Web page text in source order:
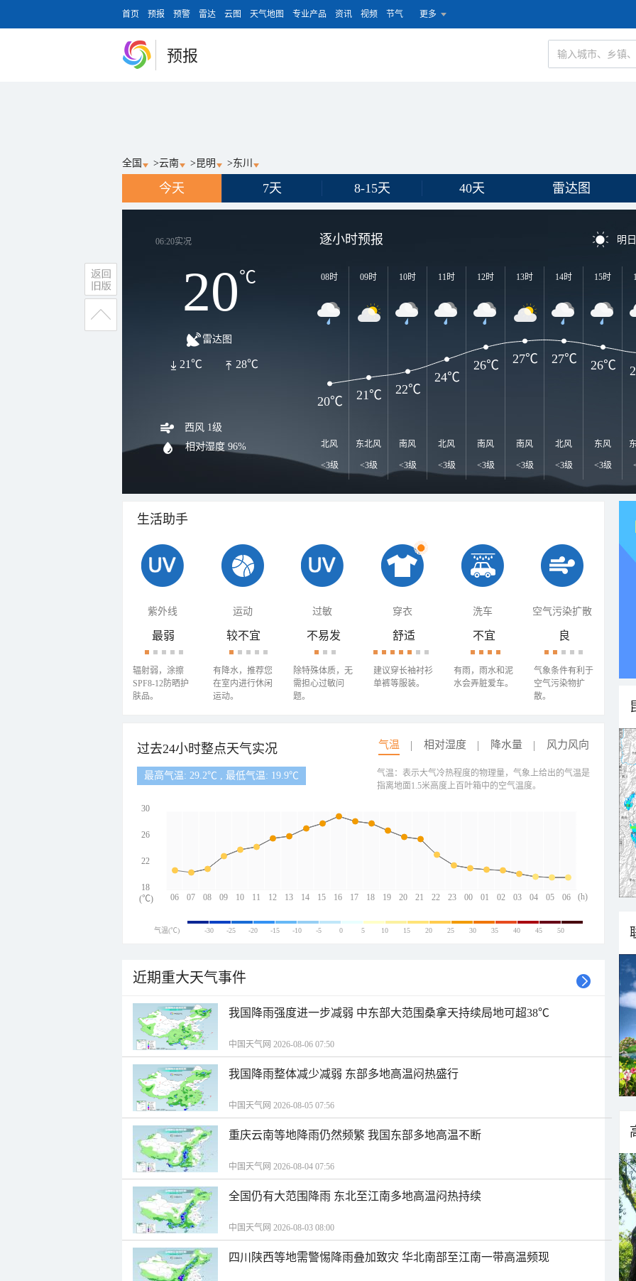
首页 预报 预警 雷达 云图 天气地图 专业产品 资讯 视频 节气 更多
预报
全国 >云南 > 昆明 >东川
今天 7天 8-15天 40天 雷达图
06:20实况
20℃
雷达图
28℃
21℃
西风 1级
相对湿度 96%
逐小时预报 明
08时
北风
<3级
09时
东北风
<3级
10时
南风
<3级
11时
北风
<3级
12时
南风
<3级
13时
南风
<3级
14时
北风
<3级
15时
东风
<3级
20℃ 21℃ 22℃
24℃
26℃ 27℃ 27℃ 26℃
生活助手
紫外线 运动 过敏 穿衣 洗车 空气污染扩散
最弱
辐射弱，涂擦
SPF8-12防晒护
肤品。
较不宜
有降水，推荐您
在室内进行休闲
运动。
不易发
除特殊体质，无
需担心过敏问
题。
舒适
建议穿长袖衬衫
单裤等服装。
不宜
有雨，雨水和泥
水会弄脏爱车。
良
气象条件有利于
空气污染物扩
散。
过去24小时整点天气实况 气温 相对湿度 降水量 风力风向
最高气温: 29.2℃ , 最低气温: 19.9℃
06 07 08 09 10 11 12 13 14 15 16 17 18 19 20 21 22 23 00 01 02 03 04 05 06
30
26
22
18
(h)
(℃)
气温：表示大气冷热程度的物理量，气象上给出的气温是
指离地面1.5米高度上百叶箱中的空气温度。
气温(℃) -30 -25 -20 -15 -10 -5 0 5 10 15 20 25 30 35 40 45 50
近期重大天气事件
我国降雨强度进一步减弱 中东部大范围桑拿天持续局地可超38℃
中国天气网 2026-08-06 07:50
我国降雨整体减少减弱 东部多地高温闷热盛行
中国天气网 2026-08-05 07:56
重庆云南等地降雨仍然频繁 我国东部多地高温不断
中国天气网 2026-08-04 07:56
全国仍有大范围降雨 东北至江南多地高温闷热持续
中国天气网 2026-08-03 08:00
四川陕西等地需警惕降雨叠加致灾 华北南部至江南一带高温频现